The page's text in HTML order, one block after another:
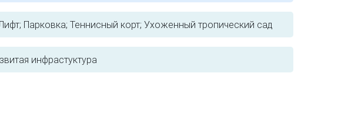
Парковка; Теннисный корт; Ухоженный тропический сад
инфрастуктура